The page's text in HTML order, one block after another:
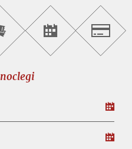
bilety
Szukaj
imprez